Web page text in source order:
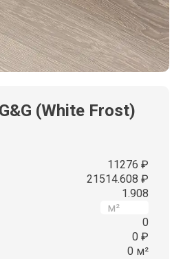
(White Frost)
11276 ₽
21514.608 ₽
1.908
0
0 ₽
0 м²